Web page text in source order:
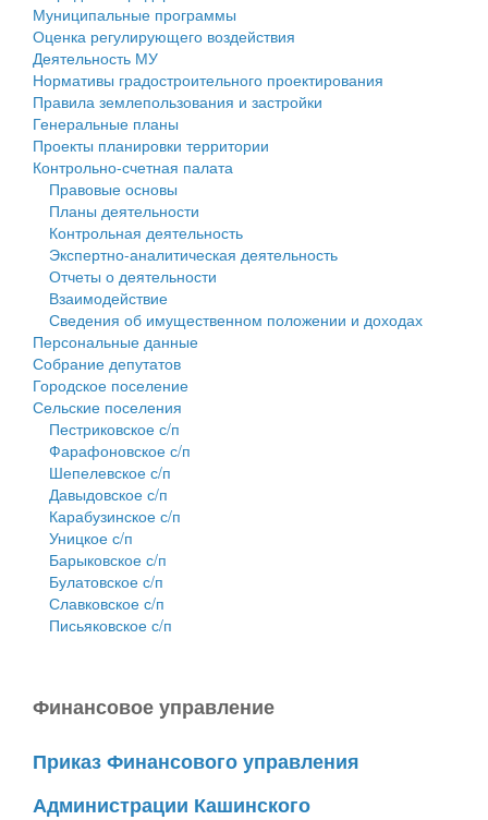
Правила землепользования и застройки
Генеральные планы
Проекты планировки территории
Собрание депутатов
Городское поселение
Сельские поселения
Муниципальные программы
Оценка регулирующего воздействия
Деятельность МУ
Нормативы градостроительного проектирования
Правила землепользования и застройки
Генеральные планы
Проекты планировки территории
Контрольно-счетная палата
Правовые основы
Планы деятельности
Контрольная деятельность
Экспертно-аналитическая деятельность
Отчеты о деятельности
Взаимодействие
Сведения об имущественном положении и доходах
Персональные данные
Собрание депутатов
Городское поселение
Сельские поселения
Пестриковское с/п
Фарафоновское с/п
Шепелевское с/п
Давыдовское с/п
Карабузинское с/п
Уницкое с/п
Барыковское с/п
Булатовское с/п
Славковское с/п
Письяковское с/п
Финансовое управление
Приказ Финансового управления
Администрации Кашинского